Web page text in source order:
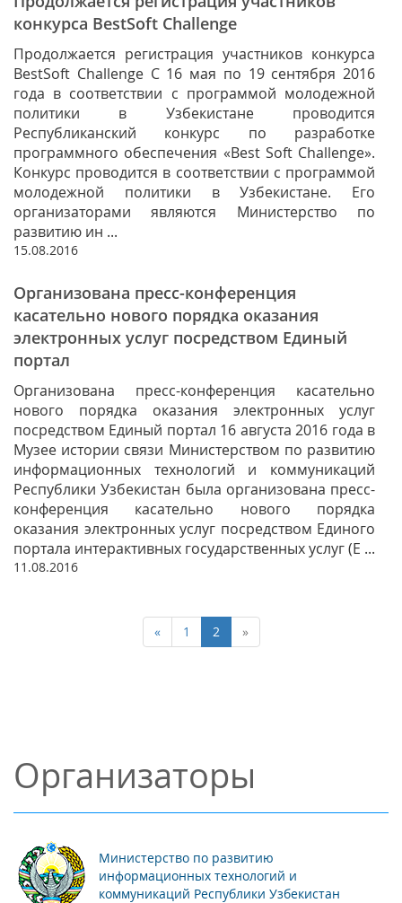
конкурса BestSoft Challenge
Продолжается регистрация участников конкурса
BestSoft Challenge С 16 мая по 19 сентября 2016
года в соответствии с программой молодежной
политики в Узбекистане проводится
Республиканский конкурс по разработке
программного обеспечения «Best Soft Challenge».
Конкурс проводится в соответствии с программой
молодежной политики в Узбекистане. Его
организаторами являются Министерство по
развитию ин ...
15.08.2016
Организована пресс-конференция
касательно нового порядка оказания
электронных услуг посредством Единый
портал
Организована пресс-конференция касательно
нового порядка оказания электронных услуг
посредством Единый портал 16 августа 2016 года в
Музее истории связи Министерством по развитию
информационных технологий и коммуникаций
Республики Узбекистан была организована пресс-
конференция касательно нового порядка
оказания электронных услуг посредством Единого
портала интерактивных государственных услуг (Е ...
11.08.2016
« 1 2 »
Организаторы
Министерство по развитию
информационных технологий и
коммуникаций Республики Узбекистан